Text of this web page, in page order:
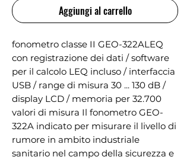
Aggiungi al carrello
fonometro classe II GEO-322ALEQ
con registrazione dei dati / software
per il calcolo LEQ incluso / interfaccia
USB / range di misura 30 ... 130 dB /
display LCD / memoria per 32.700
valori di misura Il fonometro GEO-
322A indicato per misurare il livello di
rumore in ambito industriale
sanitario nel campo della sicurezza e